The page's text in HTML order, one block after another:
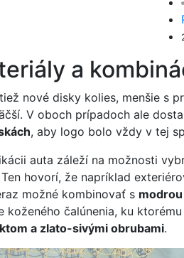
a
nové disky kolies, menšie s
V oboch prípadoch ale
, aby logo bolo vždy v tej
auta záleží na možnosti
hovorí, že napríklad
možné kombinovať s
koženého čalúnenia, ku
a zlato-sivými obrubami.